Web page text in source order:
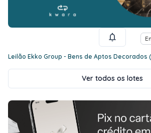
Leilão Ekko Group - Bens de Aptos Decorados
Ver todos os lotes